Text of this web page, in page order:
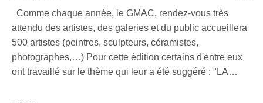
Comme chaque année, le GMAC, rendez-vous très
attendu des artistes, des galeries et du public accueillera
500 artistes (peintres, sculpteurs, céramistes,
photographes,…) Pour cette édition certains d'entre eux
ont travaillé sur le thème qui leur a été suggéré : "LA…